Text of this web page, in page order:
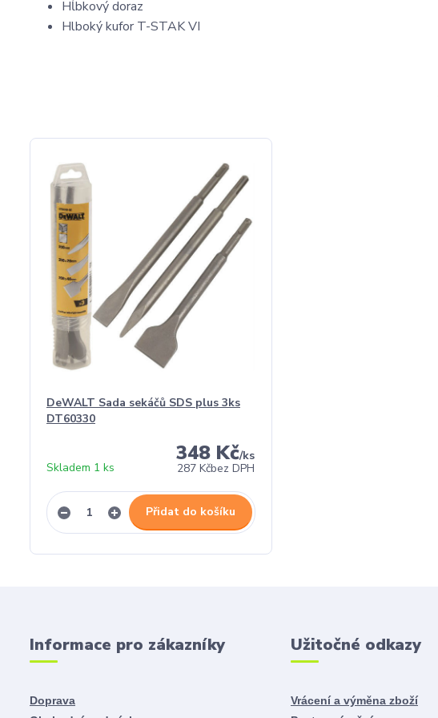
Hĺbkový doraz
Hlboký kufor T-STAK VI
DeWALT Sada sekáčů SDS plus 3ks
DT60330
348 Kč/ks
287 Kčbez DPH
Skladem 1 ks
Přidat do košíku
Informace pro zákazníky
Doprava
Užitočné odkazy
Vrácení a výměna zboží